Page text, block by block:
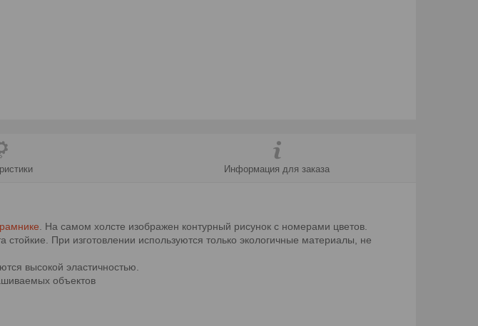
Информация для заказа
. На самом холсте изображен контурный рисунок с номерами цветов.
При изготовлении используются только экологичные материалы, не
высокой эластичностью.
объектов